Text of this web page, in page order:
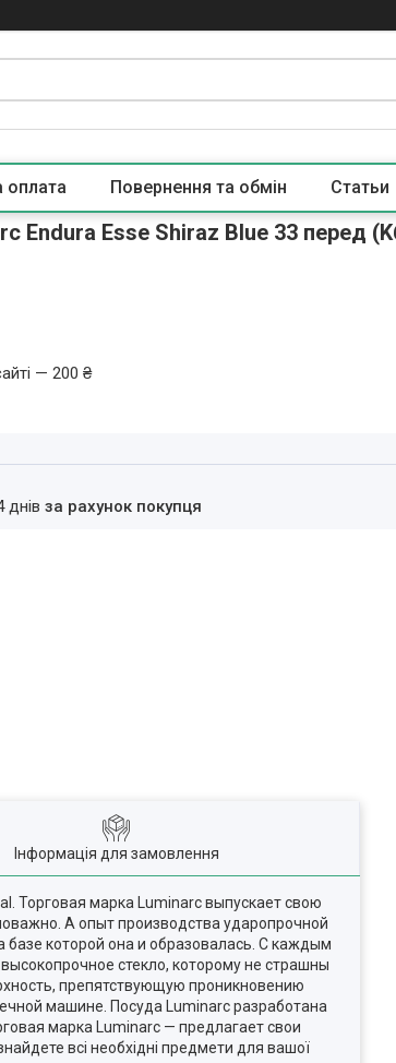
оплата Повернення та обмін Статьи
Endura Esse Shiraz Blue 33 перед
— 200 ₴
днівза рахунок покупця
Інформація для замовлення
Торговая марка Luminarc выпускает свою
А опыт производства ударопрочной
базе которой она и образовалась. С каждым
стекло, которому не страшны
препятствующую проникновению
машине. Посуда Luminarc разработана
марка Luminarc — предлагает свои
всі необхідні предмети для вашої